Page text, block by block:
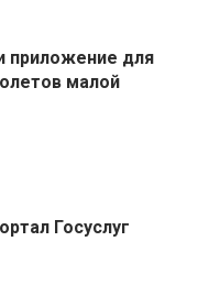
приложение для
малой
Госуслуг